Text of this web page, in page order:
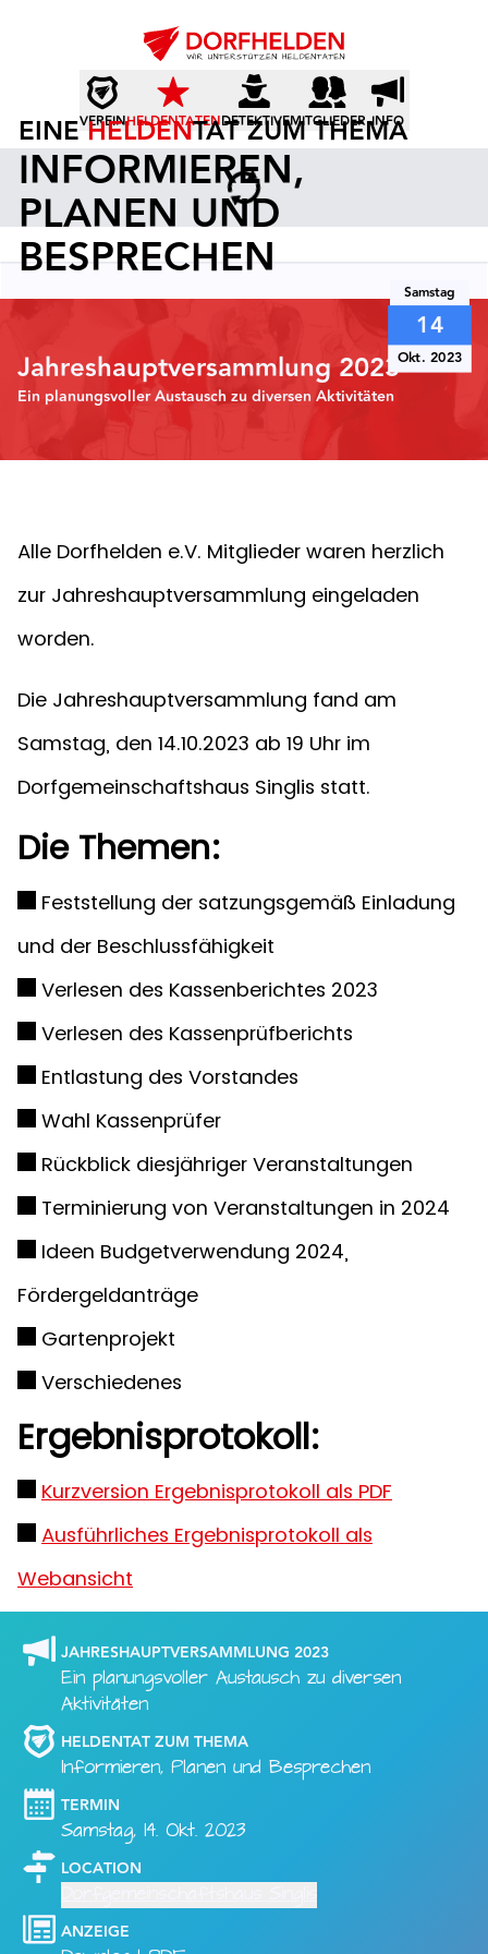
VEREINHELDENTATENDETEKTIVEMITGLIEDER INFO
EINEHELDENTAT ZUM THEMA
INFORMIEREN,
PLANEN UND
BESPRECHEN
Samstag
14
Okt. 2023
Jahreshauptversammlung 2023
Ein planungsvoller Austausch zu diversen Aktivitäten
Alle Dorfhelden e.V. Mitglieder waren herzlich
zur Jahreshauptversammlung eingeladen
worden.
Die Jahreshauptversammlung fand am
Samstag, den 14.10.2023 ab 19 Uhr im
Dorfgemeinschaftshaus Singlis statt.
Die Themen:
Feststellung der satzungsgemäß Einladung
und der Beschlussfähigkeit
Verlesen des Kassenberichtes 2023
Verlesen des Kassenprüfberichts
Entlastung des Vorstandes
Wahl Kassenprüfer
Rückblick diesjähriger Veranstaltungen
Terminierung von Veranstaltungen in 2024
Ideen Budgetverwendung 2024,
Fördergeldanträge
Gartenprojekt
Verschiedenes
Ergebnisprotokoll:
Kurzversion Ergebnisprotokoll als PDF
Ausführliches Ergebnisprotokoll als
Webansicht
JAHRESHAUPTVERSAMMLUNG 2023
Ein planungsvoller Austausch zu diversen
Aktivitäten
HELDENTAT ZUM THEMA
Informieren, Planen und Besprechen
TERMIN
Samstag, 14. Okt. 2023
LOCATION
ANZEIGE